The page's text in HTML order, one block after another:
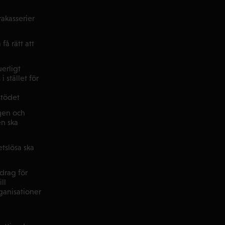
få rätt att
i stället för
och
ska
ska
för